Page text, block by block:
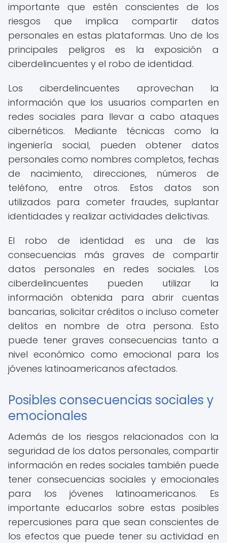
importante que estén conscientes de los
riesgos que implica compartir datos
personales en estas plataformas. Uno de los
principales peligros es la exposición a
ciberdelincuentes y el robo de identidad.
Los ciberdelincuentes aprovechan la
información que los usuarios comparten en
redes sociales para llevar a cabo ataques
cibernéticos. Mediante técnicas como la
ingeniería social, pueden obtener datos
personales como nombres completos, fechas
de nacimiento, direcciones, números de
teléfono, entre otros. Estos datos son
utilizados para cometer fraudes, suplantar
identidades y realizar actividades delictivas.
El robo de identidad es una de las
consecuencias más graves de compartir
datos personales en redes sociales. Los
ciberdelincuentes pueden utilizar la
información obtenida para abrir cuentas
bancarias, solicitar créditos o incluso cometer
delitos en nombre de otra persona. Esto
puede tener graves consecuencias tanto a
nivel económico como emocional para los
jóvenes latinoamericanos afectados.
Posibles consecuencias sociales y
emocionales
Además de los riesgos relacionados con la
seguridad de los datos personales, compartir
información en redes sociales también puede
tener consecuencias sociales y emocionales
para los jóvenes latinoamericanos. Es
importante educarlos sobre estas posibles
repercusiones para que sean conscientes de
los efectos que puede tener su actividad en